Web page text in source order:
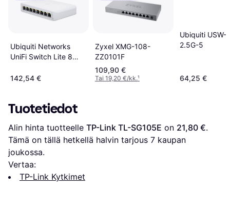
Ubiquiti Networks
UniFi Switch Lite 8
142,54 €
Zyxel XMG-108-
ZZ0101F
109,90 €
Tai 19,20 €/kk.¹
Ubiquiti USW-
2.5G-5
64,25 €
Tuotetiedot
Alin hinta tuotteelle TP-Link TL-SG105E on 21,80 €.
Tämä on tällä hetkellä halvin tarjous 7 kaupan
joukossa.
Vertaa:
TP-Link Kytkimet